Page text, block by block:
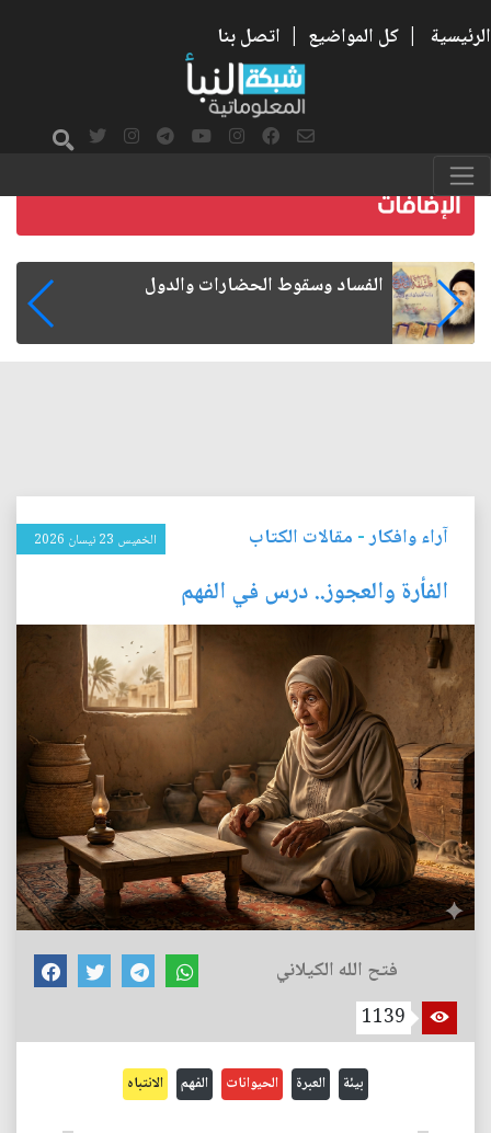
الرئيسية | كل المواضيع | اتصل بنا
رواتب الموظفين على صفيح ساخن
آراء وافكار- مقالات الكتاب الخميس 23 نيسان 2026
الفأرة والعجوز.. درس في الفهم
فتح الله الكيلاني
1139
بيئة العبرة الحيوانات الفهم الانتباه